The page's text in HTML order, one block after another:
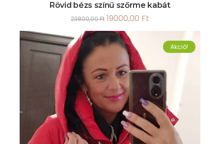
Rövid bézs színű szőrme kabát
23800,00Ft 19000,00 Ft
Akció!